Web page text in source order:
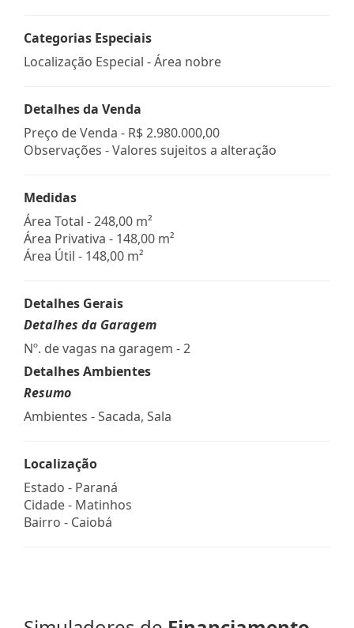
Categorias Especiais
Localização Especial - Área nobre
Detalhes da Venda
Preço de Venda - R$ 2.980.000,00
Observações - Valores sujeitos a alteração
Medidas
Área Total - 248,00 m²
Área Privativa - 148,00 m²
Área Útil - 148,00 m²
Detalhes Gerais
Detalhes da Garagem
Nº. de vagas na garagem - 2
Detalhes Ambientes
Resumo
Ambientes - Sacada, Sala
Localização
Estado - Paraná
Cidade - Matinhos
Bairro - Caiobá